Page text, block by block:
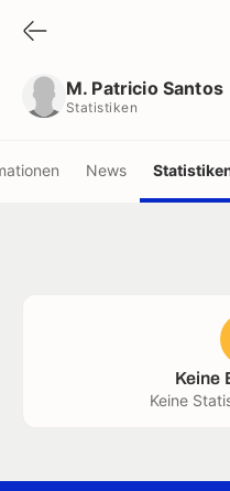
M. Patricio Santos
Statistiken
News
Keine
Keine